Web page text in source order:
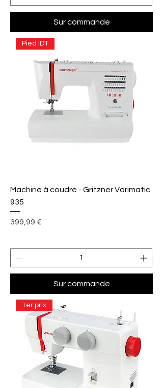
Sur commande
Pied IDT
Machine à coudre - Gritzner Varimatic
935
Prix
399,99 €
Sur commande
1er prix